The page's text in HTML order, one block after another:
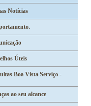
Notícias
Úteis
Boa Vista Serviço -
ao seu alcance